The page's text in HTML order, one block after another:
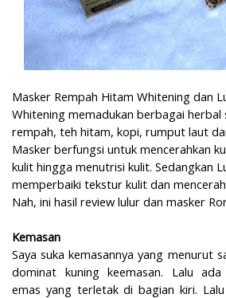
Masker Rempah Hitam Whitening dan
Whitening memadukan berbagai
rempah, teh hitam, kopi, rumput laut
Masker berfungsi untuk mencerahkan
kulit hingga menutrisi kulit. Sedangkan
memperbaiki tekstur kulit dan
Nah, ini hasil review lulur dan masker
Kemasan
Saya suka kemasannya yang menurut
dominat kuning keemasan. Lalu
emas yang terletak di bagian kiri.